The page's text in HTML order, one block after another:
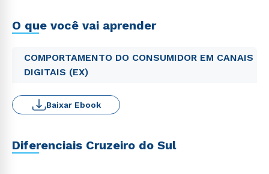
O que você vai aprender
COMPORTAMENTO DO CONSUMIDOR EM CANAIS
DIGITAIS (EX)
Baixar Ebook
Diferenciais Cruzeiro do Sul